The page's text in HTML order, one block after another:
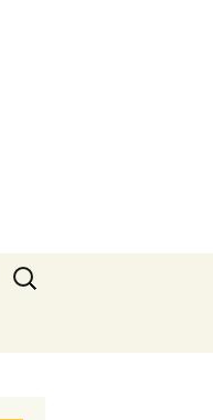
Rechercher :